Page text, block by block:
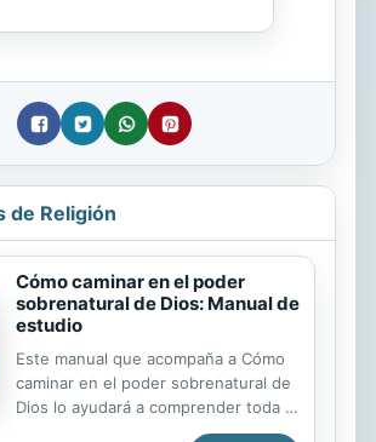
de Religión
Cómo caminar en el poder
sobrenatural de Dios: Manual de
estudio
Este manual que acompaña a Cómo
caminar en el poder sobrenatural de
Dios lo ayudará a comprender toda la
revelación del poder para los